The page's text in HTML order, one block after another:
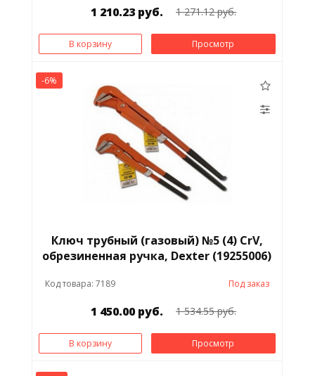
1 210.23 руб. 1 271.12 руб.
В корзину Просмотр
-6%
Ключ трубный (газовый) №5 (4) CrV,
обрезиненная ручка, Dexter (19255006)
Код товара: 7189 Под заказ
1 450.00 руб. 1 534.55 руб.
В корзину Просмотр